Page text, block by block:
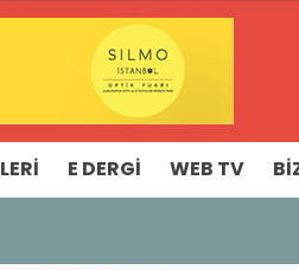
E DERGI WEB TV